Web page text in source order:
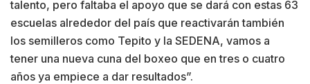
talento, pero faltaba el apoyo que se dará con estas 63
escuelas alrededor del país que reactivarán también
los semilleros como Tepito y la SEDENA, vamos a
tener una nueva cuna del boxeo que en tres o cuatro
años ya empiece a dar resultados”.